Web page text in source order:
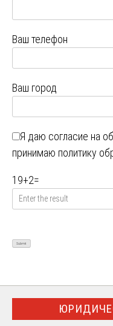
Ваш телефон
Ваш город
Я даю согласие на
принимаю политику
19+2=